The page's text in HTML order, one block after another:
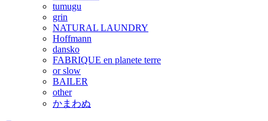
tumugu
grin
NATURAL LAUNDRY
Hoffmann
dansko
FABRIQUE en planete terre
or slow
BAILER
other
かまわぬ